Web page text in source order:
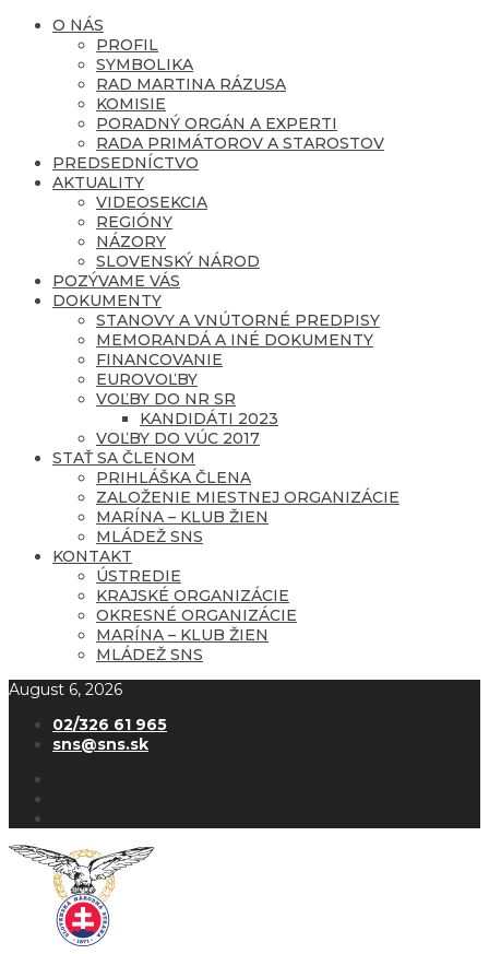
O NÁS
PROFIL
SYMBOLIKA
RAD MARTINA RÁZUSA
KOMISIE
PORADNÝ ORGÁN A EXPERTI
RADA PRIMÁTOROV A STAROSTOV
PREDSEDNÍCTVO
AKTUALITY
VIDEOSEKCIA
REGIÓNY
NÁZORY
SLOVENSKÝ NÁROD
POZÝVAME VÁS
DOKUMENTY
STANOVY A VNÚTORNÉ PREDPISY
MEMORANDÁ A INÉ DOKUMENTY
FINANCOVANIE
EUROVOĽBY
VOĽBY DO NR SR
KANDIDÁTI 2023
VOĽBY DO VÚC 2017
STAŤ SA ČLENOM
PRIHLÁŠKA ČLENA
ZALOŽENIE MIESTNEJ ORGANIZÁCIE
MARÍNA – KLUB ŽIEN
MLÁDEŽ SNS
KONTAKT
ÚSTREDIE
KRAJSKÉ ORGANIZÁCIE
OKRESNÉ ORGANIZÁCIE
MARÍNA – KLUB ŽIEN
MLÁDEŽ SNS
August 6, 2026
02/326 61 965
sns@sns.sk